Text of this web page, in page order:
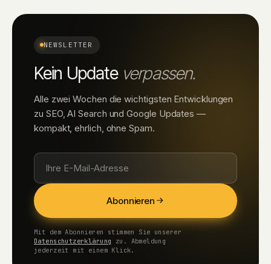
NEWSLETTER
Kein Update verpassen.
Alle zwei Wochen die wichtigsten Entwicklungen
zu SEO, AI Search und Google Updates —
kompakt, ehrlich, ohne Spam.
Abonnieren
Mit dem Abonnieren stimmen Sie unserer
Datenschutzerklärung
zu. Abmeldung
jederzeit mit einem Klick.